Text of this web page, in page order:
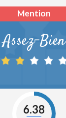
Mention
Assez-Bien
6.38